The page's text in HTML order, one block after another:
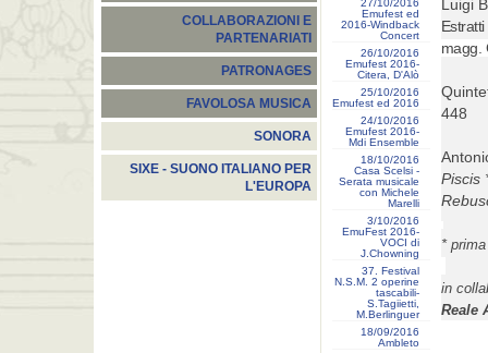
COLLABORAZIONI E
PARTENARIATI
PATRONAGES
FAVOLOSA MUSICA
SONORA
SIXE - SUONO ITALIANO PER
L'EUROPA
27/10/2016
Emufest ed
2016-Windback
Concert
26/10/2016
Emufest 2016-
Citera, D'Alò
25/10/2016
Emufest ed 2016
24/10/2016
Emufest 2016-
Mdi Ensemble
18/10/2016
Casa Scelsi -
Serata musicale
con Michele
Marelli
3/10/2016
EmuFest 2016-
VOCI di
J.Chowning
37. Festival
N.S.M. 2 operine
tascabili-
S.Tagiietti,
M.Berlinguer
18/09/2016
Ambleto
Luigi
magg.
448
Piscis
*
in
Reale